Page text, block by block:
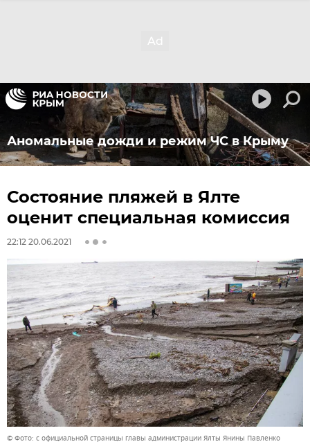
Аномальные дожди и режим ЧС в Крыму
Состояние пляжей в Ялте
оценит специальная комиссия
22:12 20.06.2021
© Фото: с официальной страницы главы администрации Ялты Янины Павленко